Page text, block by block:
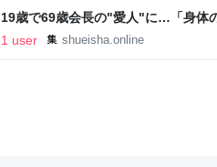
19歳で69歳会長の"愛人"に…「身体
家・橋本サリーが明かす2年間の真実
1 user shueisha.online